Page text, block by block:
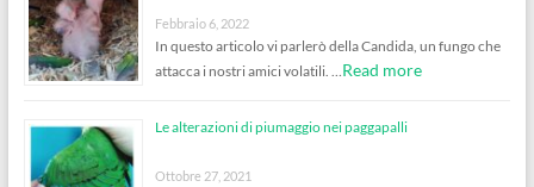
Febbraio 6, 2022
In questo articolo vi parlerò della Candida, un fungo che
attacca i nostri amici volatili. … Read more
Le alterazioni di piumaggio nei paggapalli
Ottobre 27, 2021